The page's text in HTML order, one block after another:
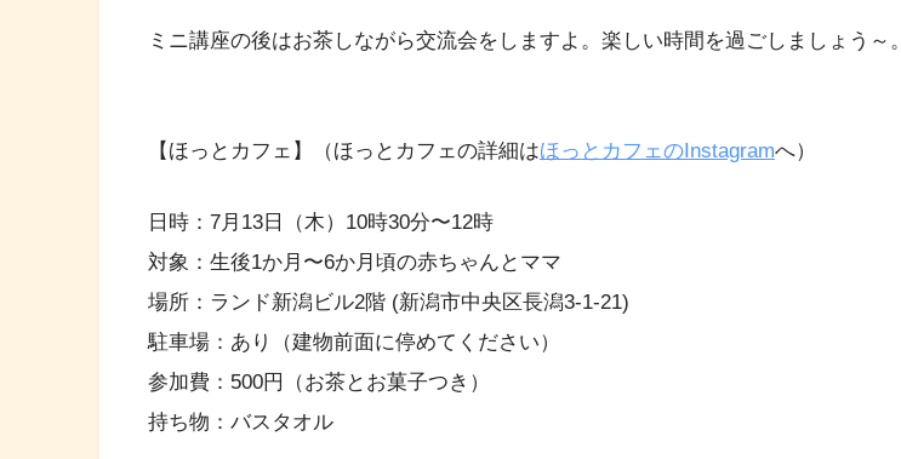
ミニ講座の後はお茶しながら交流会をしますよ。楽しい時間を過ごしましょう～。
【ほっとカフェ】（ほっとカフェの詳細はほっとカフェのInstagramへ）
日時：7月13日（木）10時30分〜12時
対象：生後1か月〜6か月頃の赤ちゃんとママ
場所：ランド新潟ビル2階 (新潟市中央区長潟3-1-21)
駐車場：あり（建物前面に停めてください）
参加費：500円（お茶とお菓子つき）
持ち物：バスタオル